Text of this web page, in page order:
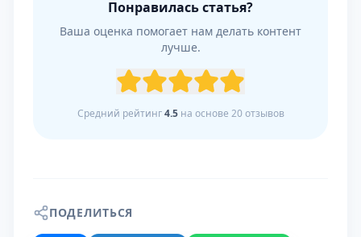
Понравилась статья?
Ваша оценка помогает нам делать контент
лучше.
Средний рейтинг4.5на основе 20отзывов
ПОДЕЛИТЬСЯ